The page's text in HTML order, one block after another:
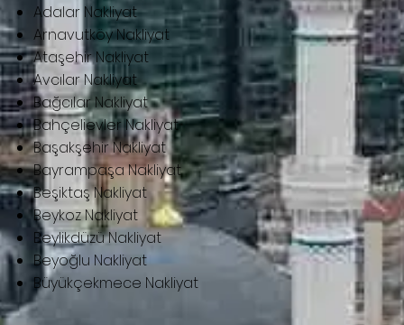
Adalar Nakliyat
Arnavutköy Nakliyat
Ataşehir Nakliyat
Avcılar Nakliyat
Bağcılar Nakliyat
Bahçelievler Nakliyat
Başakşehir Nakliyat
Bayrampaşa Nakliyat
Beşiktaş Nakliyat
Beykoz Nakliyat
Beylikdüzü Nakliyat
Beyoğlu Nakliyat
Büyükçekmece Nakliyat